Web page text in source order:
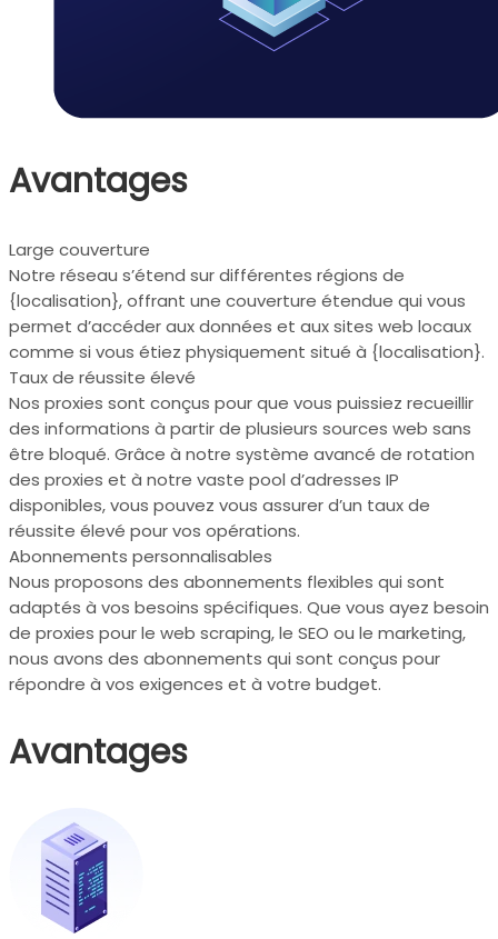
Avantages
Large couverture
Notre réseau s’étend sur différentes régions de
{localisation}, offrant une couverture étendue qui vous
permet d’accéder aux données et aux sites web locaux
comme si vous étiez physiquement situé à {localisation}.
Taux de réussite élevé
Nos proxies sont conçus pour que vous puissiez recueillir
des informations à partir de plusieurs sources web sans
être bloqué. Grâce à notre système avancé de rotation
des proxies et à notre vaste pool d’adresses IP
disponibles, vous pouvez vous assurer d’un taux de
réussite élevé pour vos opérations.
Abonnements personnalisables
Nous proposons des abonnements flexibles qui sont
adaptés à vos besoins spécifiques. Que vous ayez besoin
de proxies pour le web scraping, le SEO ou le marketing,
nous avons des abonnements qui sont conçus pour
répondre à vos exigences et à votre budget.
Avantages